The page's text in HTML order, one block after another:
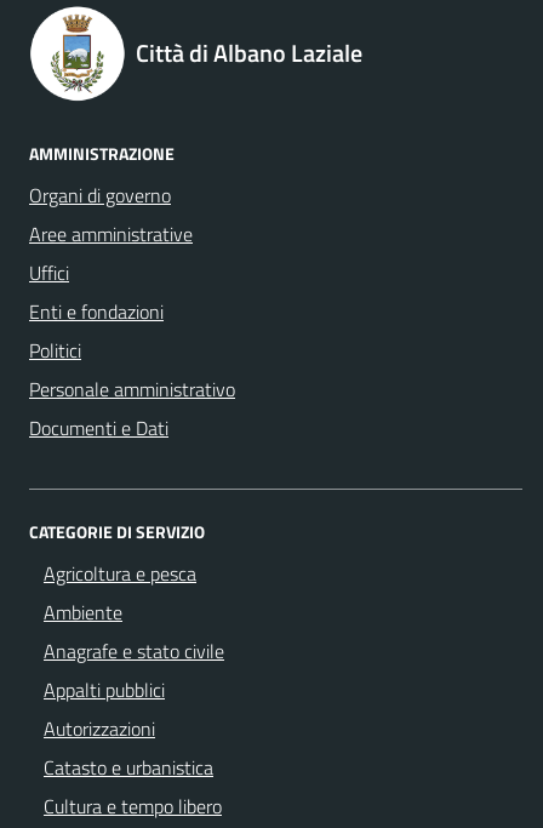
Città di Albano Laziale
AMMINISTRAZIONE
Organi di governo
Aree amministrative
Uffici
Enti e fondazioni
Politici
Personale amministrativo
Documenti e Dati
CATEGORIE DI SERVIZIO
Agricoltura e pesca
Ambiente
Anagrafe e stato civile
Appalti pubblici
Autorizzazioni
Catasto e urbanistica
Cultura e tempo libero